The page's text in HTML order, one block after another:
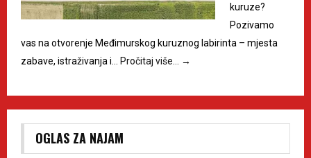
kuruze?
Pozivamo
vas na otvorenje Međimurskog kuruznog labirinta – mjesta
zabave, istraživanja i…
Pročitaj više… →
OGLAS ZA NAJAM